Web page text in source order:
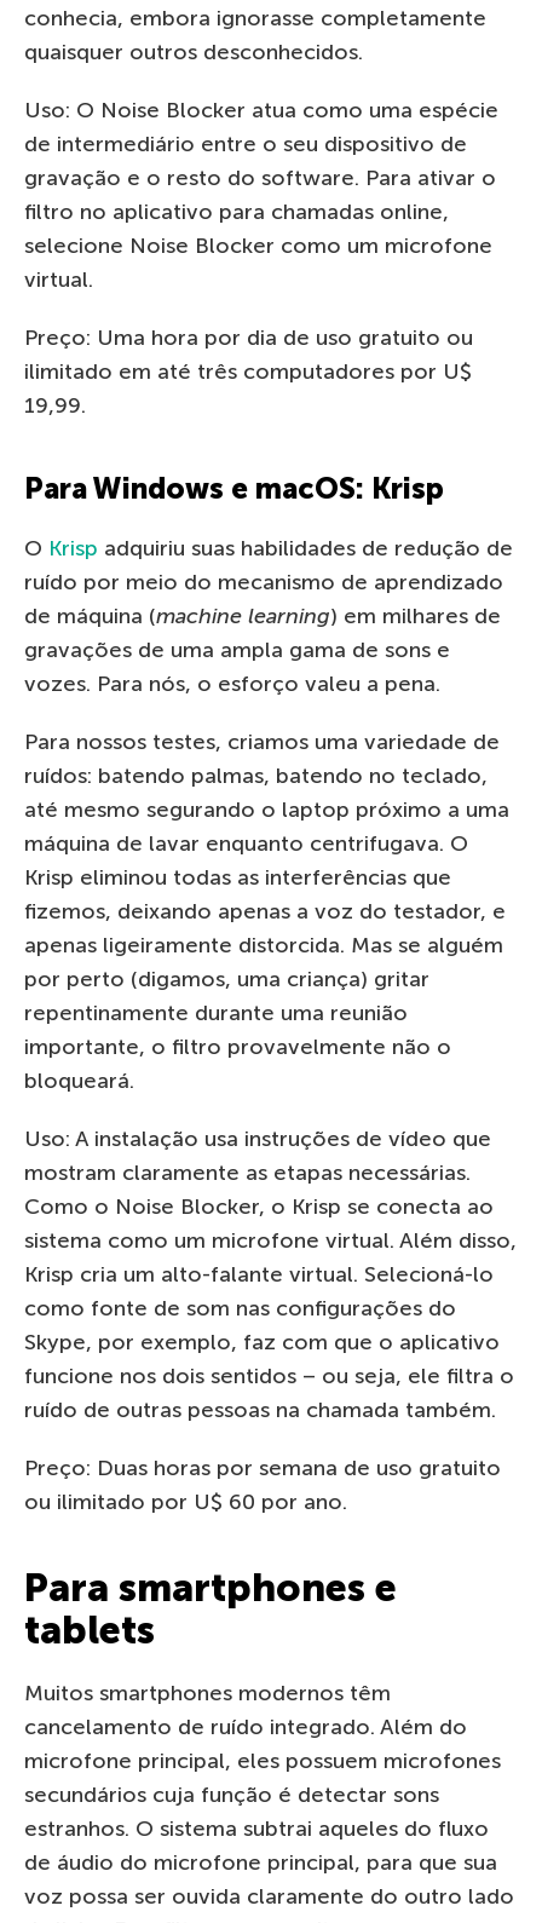
conhecia, embora ignorasse completamente
quaisquer outros desconhecidos.
Uso: O Noise Blocker atua como uma espécie
de intermediário entre o seu dispositivo de
gravação e o resto do software. Para ativar o
filtro no aplicativo para chamadas online,
selecione Noise Blocker como um microfone
virtual.
Preço: Uma hora por dia de uso gratuito ou
ilimitado em até três computadores por U$
19,99.
Para Windows e macOS: Krisp
O Krisp adquiriu suas habilidades de redução de
ruído por meio do mecanismo de aprendizado
de máquina (machine learning) em milhares de
gravações de uma ampla gama de sons e
vozes. Para nós, o esforço valeu a pena.
Para nossos testes, criamos uma variedade de
ruídos: batendo palmas, batendo no teclado,
até mesmo segurando o laptop próximo a uma
máquina de lavar enquanto centrifugava. O
Krisp eliminou todas as interferências que
fizemos, deixando apenas a voz do testador, e
apenas ligeiramente distorcida. Mas se alguém
por perto (digamos, uma criança) gritar
repentinamente durante uma reunião
importante, o filtro provavelmente não o
bloqueará.
Uso: A instalação usa instruções de vídeo que
mostram claramente as etapas necessárias.
Como o Noise Blocker, o Krisp se conecta ao
sistema como um microfone virtual. Além disso,
Krisp cria um alto-falante virtual. Selecioná-lo
como fonte de som nas configurações do
Skype, por exemplo, faz com que o aplicativo
funcione nos dois sentidos – ou seja, ele filtra o
ruído de outras pessoas na chamada também.
Preço: Duas horas por semana de uso gratuito
ou ilimitado por U$ 60 por ano.
Para smartphones e
tablets
Muitos smartphones modernos têm
cancelamento de ruído integrado. Além do
microfone principal, eles possuem microfones
secundários cuja função é detectar sons
estranhos. O sistema subtrai aqueles do fluxo
de áudio do microfone principal, para que sua
voz possa ser ouvida claramente do outro lado